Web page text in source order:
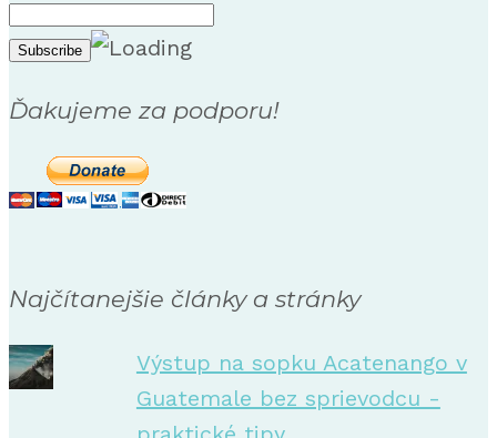
Ďakujeme za podporu!
Najčítanejšie články a stránky
Výstup na sopku Acatenango v
Guatemale bez sprievodcu -